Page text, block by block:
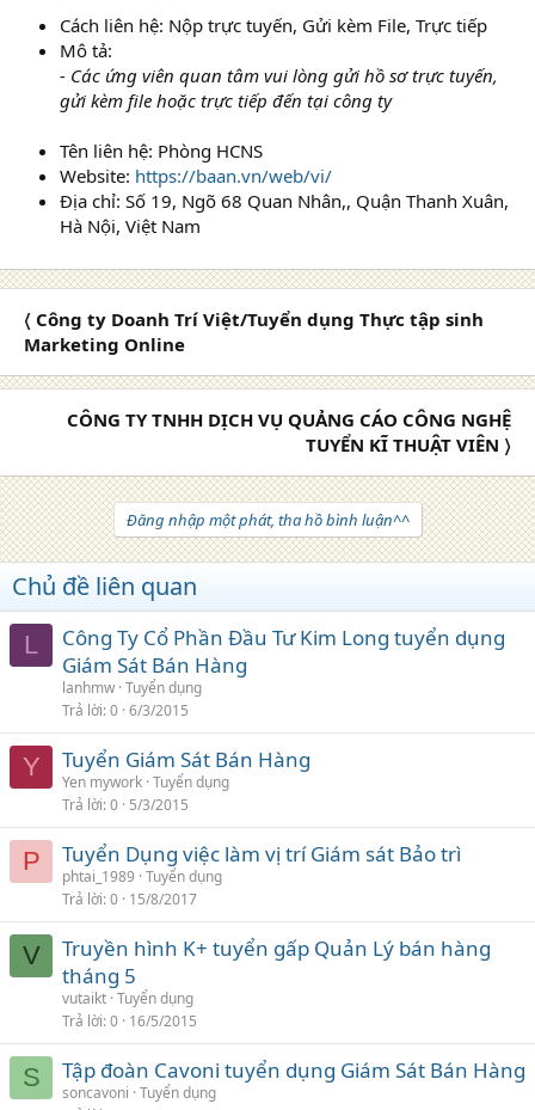
Cách liên hệ: Nộp trực tuyến, Gửi kèm File, Trực tiếp
Mô tả:
- Các ứng viên quan tâm vui lòng gửi hồ sơ trực tuyến,
gửi kèm file hoặc trực tiếp đến tại công ty
Tên liên hệ: Phòng HCNS
Website: https://baan.vn/web/vi/
Địa chỉ: Số 19, Ngõ 68 Quan Nhân,, Quận Thanh Xuân,
Hà Nội, Việt Nam
〈 Công ty Doanh Trí Việt/Tuyển dụng Thực tập sinh
Marketing Online
CÔNG TY TNHH DỊCH VỤ QUẢNG CÁO CÔNG NGHỆ
TUYỂN KĨ THUẬT VIÊN 〉
Đăng nhập một phát, tha hồ bình luận^^
Chủ đề liên quan
L
Công Ty Cổ Phần Đầu Tư Kim Long tuyển dụng
Giám Sát Bán Hàng
lanhmw Tuyển dụng
Trả lời 0 6/3/2015
Y Tuyển Giám Sát Bán Hàng
Yen mywork Tuyển dụng
Trả lời 0 5/3/2015
P Tuyển Dụng việc làm vị trí Giám sát Bảo trì
phtai_1989 Tuyển dụng
Trả lời 0 15/8/2017
V
Truyền hình K+ tuyển gấp Quản Lý bán hàng
tháng 5
vutaikt Tuyển dụng
Trả lời 0 16/5/2015
S Tập đoàn Cavoni tuyển dụng Giám Sát Bán Hàng
soncavoni Tuyển dụng